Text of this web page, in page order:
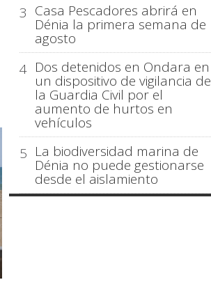
3 Casa Pescadores abrirá en
Dénia la primera semana de
agosto
4 Dos detenidos en Ondara en
un dispositivo de vigilancia de
la Guardia Civil por el
aumento de hurtos en
vehículos
5 La biodiversidad marina de
Dénia no puede gestionarse
desde el aislamiento